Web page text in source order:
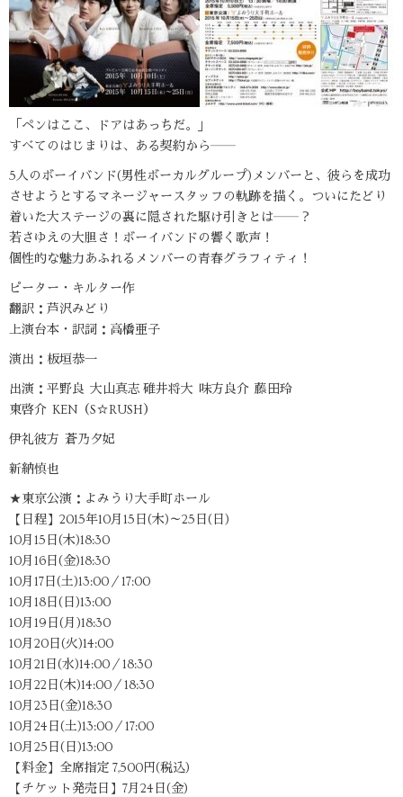
「ペンはここ、ドアはあっちだ。」
すべてのはじまりは、ある契約から――
5人のボーイバンド(男性ボーカルグループ)メンバーと、彼らを成功
させようとするマネージャースタッフの軌跡を描く。ついにたどり
着いた大ステージの裏に隠された駆け引きとは――？
若さゆえの大胆さ！ボーイバンドの響く歌声！
個性的な魅力あふれるメンバーの青春グラフィティ！
ピーター・キルター作
翻訳：芦沢みどり
上演台本・訳詞：高橋亜子
演出：板垣恭一
出演：平野良 大山真志 碓井将大 味方良介 藤田玲
東啓介 KEN（S☆RUSH）
伊礼彼方 蒼乃夕妃
新納慎也
★東京公演：よみうり大手町ホール
【日程】2015年10月15日(木)～25日(日)
10月15日(木)18:30
10月16日(金)18:30
10月17日(土)13:00／17:00
10月18日(日)13:00
10月19日(月)18:30
10月20日(火)14:00
10月21日(水)14:00／18:30
10月22日(木)14:00／18:30
10月23日(金)18:30
10月24日(土)13:00／17:00
10月25日(日)13:00
【料金】全席指定 7,500円(税込)
【チケット発売日】7月24日(金)